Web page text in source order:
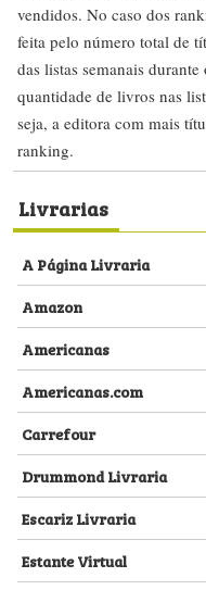
vendidos. No caso dos
feita pelo número total de
das listas semanais
quantidade de livros nas
seja, a editora com mais
ranking.
Livrarias
A Página Livraria
Amazon
Americanas
Americanas.com
Carrefour
Drummond Livraria
Escariz Livraria
Estante Virtual